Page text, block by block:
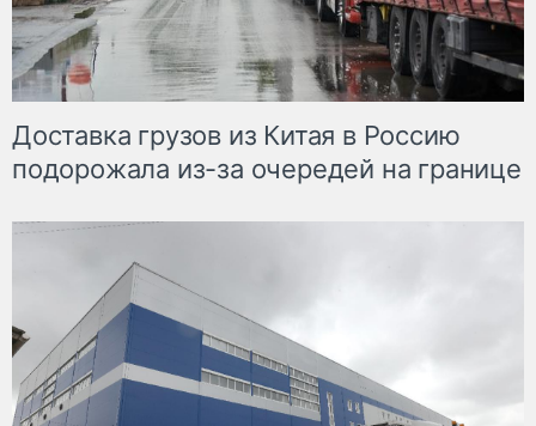
Доставка грузов из Китая в Россию
подорожала из-за очередей на границе